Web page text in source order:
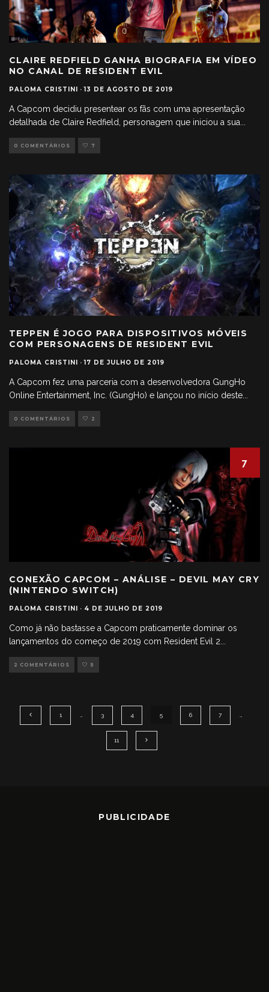
CLAIRE REDFIELD GANHA BIOGRAFIA EM VÍDEO
NO CANAL DE RESIDENT EVIL
PALOMA CRISTINI · 13 DE AGOSTO DE 2019
A Capcom decidiu presentear os fãs com uma apresentação
detalhada de Claire Redfield, personagem que iniciou a sua
0 COMENTÁRIOS 7
TEPPEN É JOGO PARA DISPOSITIVOS MÓVEIS
COM PERSONAGENS DE RESIDENT EVIL
PALOMA CRISTINI · 17 DE JULHO DE 2019
A Capcom fez uma parceria com a desenvolvedora GungHo
Online Entertainment, Inc. (GungHo) e lançou no início deste
0 COMENTÁRIOS 2
7
CONEXÃO CAPCOM – ANÁLISE – DEVIL MAY CRY
(NINTENDO SWITCH)
PALOMA CRISTINI · 4 DE JULHO DE 2019
Como já não bastasse a Capcom praticamente dominar os
lançamentos do começo de 2019 com Resident Evil 2
2 COMENTÁRIOS 5
1 3 4 5 6 7
11
PUBLICIDADE